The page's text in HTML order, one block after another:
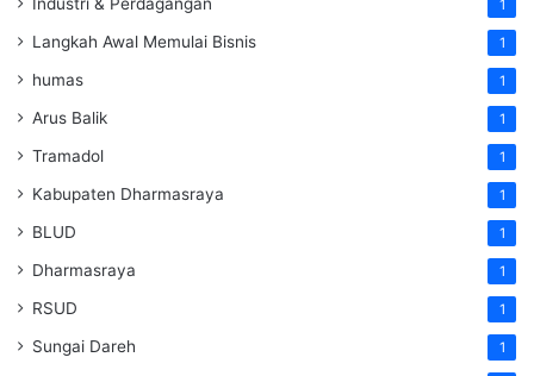
1
Langkah Awal Memulai Bisnis 1
humas 1
Arus Balik 1
Tramadol 1
Kabupaten Dharmasraya 1
BLUD 1
Dharmasraya 1
RSUD 1
Sungai Dareh 1